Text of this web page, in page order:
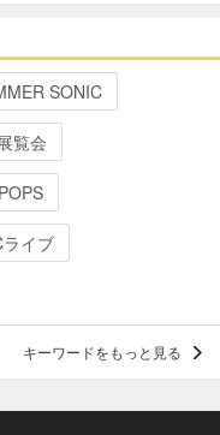
SONIC
覧会
イブ
キーワードをもっと見る